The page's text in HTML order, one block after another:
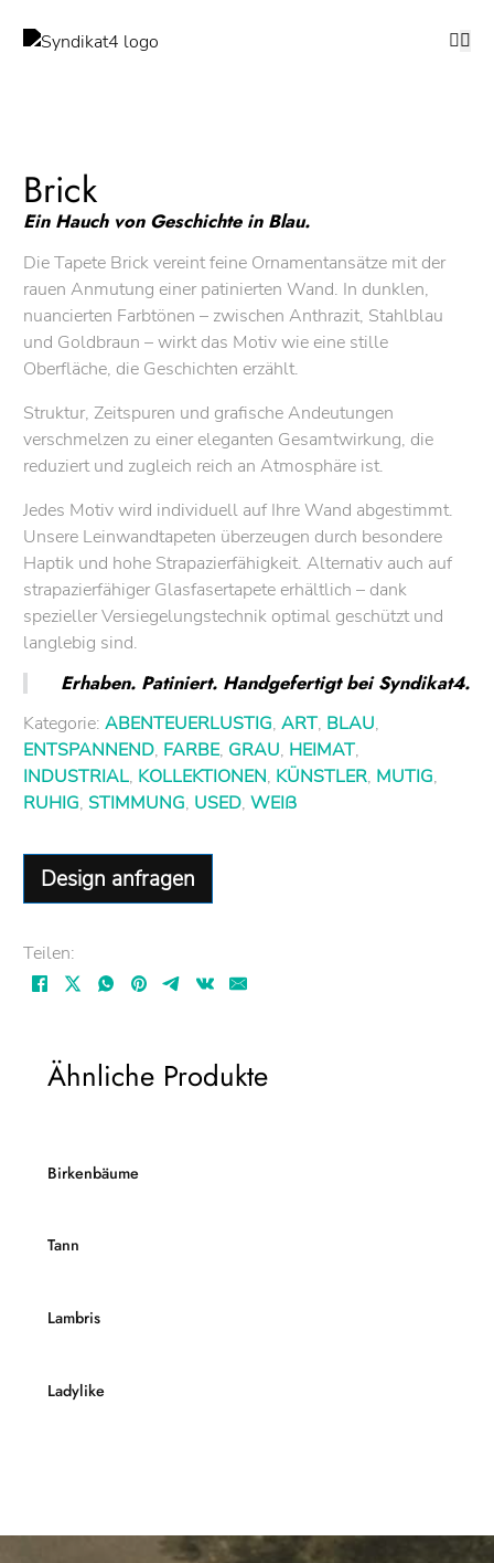
Brick
Ein Hauch von Geschichte in Blau.
Die Tapete Brick vereint feine Ornamentansätze mit der
rauen Anmutung einer patinierten Wand. In dunklen,
nuancierten Farbtönen – zwischen Anthrazit, Stahlblau
und Goldbraun – wirkt das Motiv wie eine stille
Oberfläche, die Geschichten erzählt.
Struktur, Zeitspuren und grafische Andeutungen
verschmelzen zu einer eleganten Gesamtwirkung, die
reduziert und zugleich reich an Atmosphäre ist.
Jedes Motiv wird individuell auf Ihre Wand abgestimmt.
Unsere Leinwandtapeten überzeugen durch besondere
Haptik und hohe Strapazierfähigkeit. Alternativ auch auf
strapazierfähiger Glasfasertapete erhältlich – dank
spezieller Versiegelungstechnik optimal geschützt und
langlebig sind.
Erhaben. Patiniert. Handgefertigt bei Syndikat4.
Kategorie:ABENTEUERLUSTIG,ART, BLAU,
ENTSPANNEND, FARBE, GRAU, HEIMAT,
INDUSTRIAL, KOLLEKTIONEN, KÜNSTLER, MUTIG,
RUHIG,STIMMUNG, USED,WEIß
Design anfragen
Teilen:
Ähnliche Produkte
Birkenbäume
Tann
Lambris
Ladylike